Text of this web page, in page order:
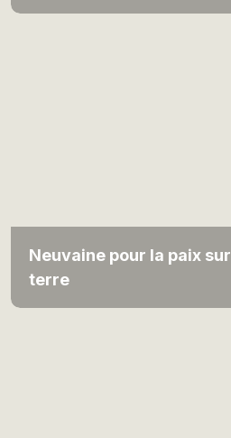
Neuvaine pour la paix sur
terre